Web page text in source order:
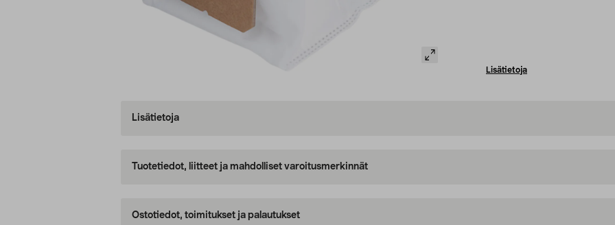
Lisätietoja
Lisätietoja
Tuotetiedot, liitteet ja mahdolliset varoitusmerkinnät
Ostotiedot, toimitukset ja palautukset